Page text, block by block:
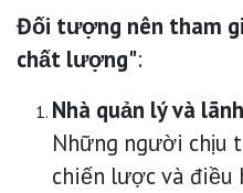
Đối tượng nên tham
chất lượng":
Nhà quản lý và
Những người chịu
chiến lược và điều